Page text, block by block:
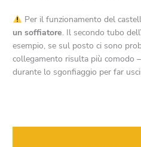
Per il funzionamento del
un soffiatore. Il secondo tubo
esempio, se sul posto ci sono
collegamento risulta più comodo
durante lo sgonfiaggio per far